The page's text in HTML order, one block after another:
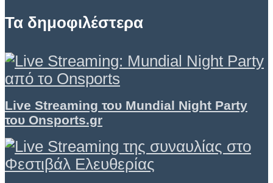
Τα δημοφιλέστερα
Live Streaming του Mundial Night Party
του Onsports.gr